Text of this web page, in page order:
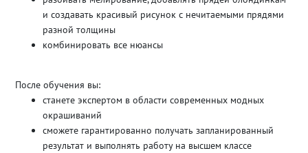
и создавать красивый рисунок с нечитаемыми прядями
разной толщины
комбинировать все нюансы
После обучения вы:
станете экспертом в области современных модных
окрашиваний
сможете гарантированно получать запланированный
результат и выполнять работу на высшем классе